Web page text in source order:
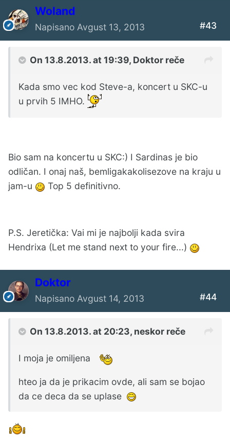
Woland
Napisano Avgust 13, 2013 #43
On 13.8.2013. at 19:39, Doktor reče
Kada smo vec kod Steve-a, koncert u SKC-u
u prvih 5 IMHO.
Bio sam na koncertu u SKC:) I Sardinas je bio
odličan. I onaj naš, bemligakakolisezove na kraju u
jam-u
Top 5 definitivno.
P.S. Jeretička: Vai mi je najbolji kada svira
Hendrixa (Let me stand next to your fire...)
Doktor
Napisano Avgust 14, 2013 #44
On 13.8.2013. at 20:23, neskor reče
I moja je omiljena
hteo ja da je prikacim ovde, ali sam se bojao
da ce deca da se uplase